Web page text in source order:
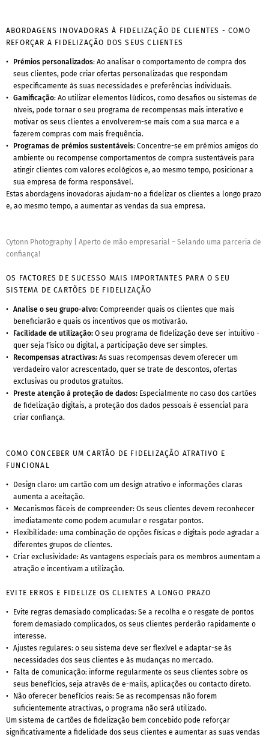
ABORDAGENS INOVADORAS À FIDELIZAÇÃO DE CLIENTES - COMO
REFORÇAR A FIDELIZAÇÃO DOS SEUS CLIENTES
Prémios personalizados: Ao analisar o comportamento de compra dos
seus clientes, pode criar ofertas personalizadas que respondam
especificamente às suas necessidades e preferências individuais.
Gamificação: Ao utilizar elementos lúdicos, como desafios ou sistemas de
níveis, pode tornar o seu programa de recompensas mais interativo e
motivar os seus clientes a envolverem-se mais com a sua marca e a
fazerem compras com mais frequência.
Programas de prémios sustentáveis: Concentre-se em prémios amigos do
ambiente ou recompense comportamentos de compra sustentáveis para
atingir clientes com valores ecológicos e, ao mesmo tempo, posicionar a
sua empresa de forma responsável.
Estas abordagens inovadoras ajudam-no a fidelizar os clientes a longo prazo
e, ao mesmo tempo, a aumentar as vendas da sua empresa.
Cytonn Photography
Aperto de mão empresarial – Selando uma parceria de
confiança!
OS FACTORES DE SUCESSO MAIS IMPORTANTES PARA O SEU
SISTEMA DE CARTÕES DE FIDELIZAÇÃO
Analise o seu grupo-alvo: Compreender quais os clientes que mais
beneficiarão e quais os incentivos que os motivarão.
Facilidade de utilização: O seu programa de fidelização deve ser intuitivo -
quer seja físico ou digital, a participação deve ser simples.
Recompensas atractivas: As suas recompensas devem oferecer um
verdadeiro valor acrescentado, quer se trate de descontos, ofertas
exclusivas ou produtos gratuitos.
Preste atenção à proteção de dados: Especialmente no caso dos cartões
de fidelização digitais, a proteção dos dados pessoais é essencial para
criar confiança.
COMO CONCEBER UM CARTÃO DE FIDELIZAÇÃO ATRATIVO E
FUNCIONAL
Design claro: um cartão com um design atrativo e informações claras
aumenta a aceitação.
Mecanismos fáceis de compreender: Os seus clientes devem reconhecer
imediatamente como podem acumular e resgatar pontos.
Flexibilidade: uma combinação de opções físicas e digitais pode agradar a
diferentes grupos de clientes.
Criar exclusividade: As vantagens especiais para os membros aumentam a
atração e incentivam a utilização.
EVITE ERROS E FIDELIZE OS CLIENTES A LONGO PRAZO
Evite regras demasiado complicadas: Se a recolha e o resgate de pontos
forem demasiado complicados, os seus clientes perderão rapidamente o
interesse.
Ajustes regulares: o seu sistema deve ser flexível e adaptar-se às
necessidades dos seus clientes e às mudanças no mercado.
Falta de comunicação: informe regularmente os seus clientes sobre os
seus benefícios, seja através de e-mails, aplicações ou contacto direto.
Não oferecer benefícios reais: Se as recompensas não forem
suficientemente atractivas, o programa não será utilizado.
Um sistema de cartões de fidelização bem concebido pode reforçar
significativamente a fidelidade dos seus clientes e aumentar as suas vendas